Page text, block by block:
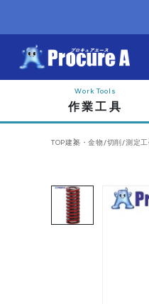
作業工具
TOP建築・金物/切削/測定